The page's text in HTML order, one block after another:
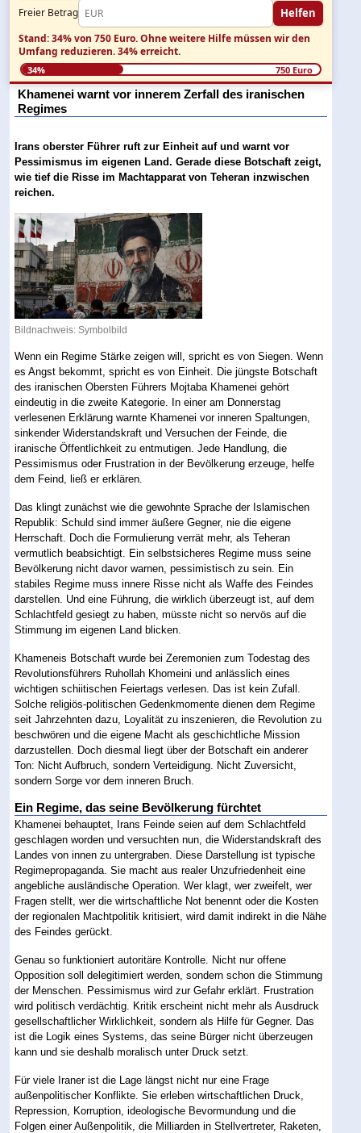
Freier Betrag Helfen
Stand: 34% von 750 Euro.Ohne weitere Hilfe müssen wir den
Umfang reduzieren.34% erreicht.
34% 750 Euro
Khamenei warnt vor innerem Zerfall des iranischen
Regimes
Irans oberster Führer ruft zur Einheit auf und warnt vor
Pessimismus im eigenen Land. Gerade diese Botschaft zeigt,
wie tief die Risse im Machtapparat von Teheran inzwischen
reichen.
Bildnachweis: Symbolbild
Wenn ein Regime Stärke zeigen will, spricht es von Siegen. Wenn
es Angst bekommt, spricht es von Einheit. Die jüngste Botschaft
des iranischen Obersten Führers Mojtaba Khamenei gehört
eindeutig in die zweite Kategorie. In einer am Donnerstag
verlesenen Erklärung warnte Khamenei vor inneren Spaltungen,
sinkender Widerstandskraft und Versuchen der Feinde, die
iranische Öffentlichkeit zu entmutigen. Jede Handlung, die
Pessimismus oder Frustration in der Bevölkerung erzeuge, helfe
dem Feind, ließ er erklären.
Das klingt zunächst wie die gewohnte Sprache der Islamischen
Republik: Schuld sind immer äußere Gegner, nie die eigene
Herrschaft. Doch die Formulierung verrät mehr, als Teheran
vermutlich beabsichtigt. Ein selbstsicheres Regime muss seine
Bevölkerung nicht davor warnen, pessimistisch zu sein. Ein
stabiles Regime muss innere Risse nicht als Waffe des Feindes
darstellen. Und eine Führung, die wirklich überzeugt ist, auf dem
Schlachtfeld gesiegt zu haben, müsste nicht so nervös auf die
Stimmung im eigenen Land blicken.
Khameneis Botschaft wurde bei Zeremonien zum Todestag des
Revolutionsführers Ruhollah Khomeini und anlässlich eines
wichtigen schiitischen Feiertags verlesen. Das ist kein Zufall.
Solche religiös-politischen Gedenkmomente dienen dem Regime
seit Jahrzehnten dazu, Loyalität zu inszenieren, die Revolution zu
beschwören und die eigene Macht als geschichtliche Mission
darzustellen. Doch diesmal liegt über der Botschaft ein anderer
Ton: Nicht Aufbruch, sondern Verteidigung. Nicht Zuversicht,
sondern Sorge vor dem inneren Bruch.
Ein Regime, das seine Bevölkerung fürchtet
Khamenei behauptet, Irans Feinde seien auf dem Schlachtfeld
geschlagen worden und versuchten nun, die Widerstandskraft des
Landes von innen zu untergraben. Diese Darstellung ist typische
Regimepropaganda. Sie macht aus realer Unzufriedenheit eine
angebliche ausländische Operation. Wer klagt, wer zweifelt, wer
Fragen stellt, wer die wirtschaftliche Not benennt oder die Kosten
der regionalen Machtpolitik kritisiert, wird damit indirekt in die Nähe
des Feindes gerückt.
Genau so funktioniert autoritäre Kontrolle. Nicht nur offene
Opposition soll delegitimiert werden, sondern schon die Stimmung
der Menschen. Pessimismus wird zur Gefahr erklärt. Frustration
wird politisch verdächtig. Kritik erscheint nicht mehr als Ausdruck
gesellschaftlicher Wirklichkeit, sondern als Hilfe für Gegner. Das
ist die Logik eines Systems, das seine Bürger nicht überzeugen
kann und sie deshalb moralisch unter Druck setzt.
Für viele Iraner ist die Lage längst nicht nur eine Frage
außenpolitischer Konflikte. Sie erleben wirtschaftlichen Druck,
Repression, Korruption, ideologische Bevormundung und die
Folgen einer Außenpolitik, die Milliarden in Stellvertreter, Raketen,